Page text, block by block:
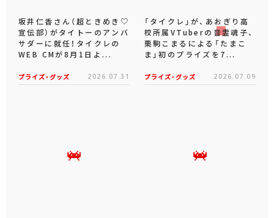
坂井仁香さん（超ときめき♡
宣伝部）がタイトーのアンバ
サダーに就任！タイクレの
WEB CMが8月1日よ...
プライズ・グッズ 2026.07.31
「タイクレ」が、あおぎり高
校所属VTuberの音霊魂子、
栗駒こまるによる「たまこ
ま」初のプライズを7...
プライズ・グッズ 2026.07.09